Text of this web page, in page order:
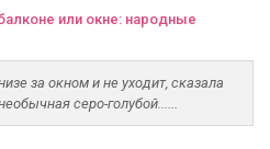
или окне: народные
за окном и не уходит, сказала
серо-голубой......